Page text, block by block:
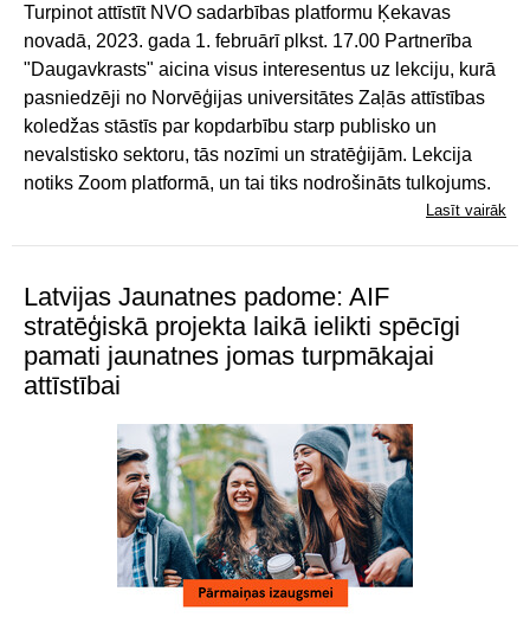
Turpinot attīstīt NVO sadarbības platformu Ķekavas
novadā, 2023. gada 1. februārī plkst. 17.00 Partnerība
"Daugavkrasts" aicina visus interesentus uz lekciju, kurā
pasniedzēji no Norvēģijas universitātes Zaļās attīstības
koledžas stāstīs par kopdarbību starp publisko un
nevalstisko sektoru, tās nozīmi un stratēģijām. Lekcija
notiks Zoom platformā, un tai tiks nodrošināts tulkojums.
Lasīt vairāk
Latvijas Jaunatnes padome: AIF
stratēģiskā projekta laikā ielikti spēcīgi
pamati jaunatnes jomas turpmākajai
attīstībai